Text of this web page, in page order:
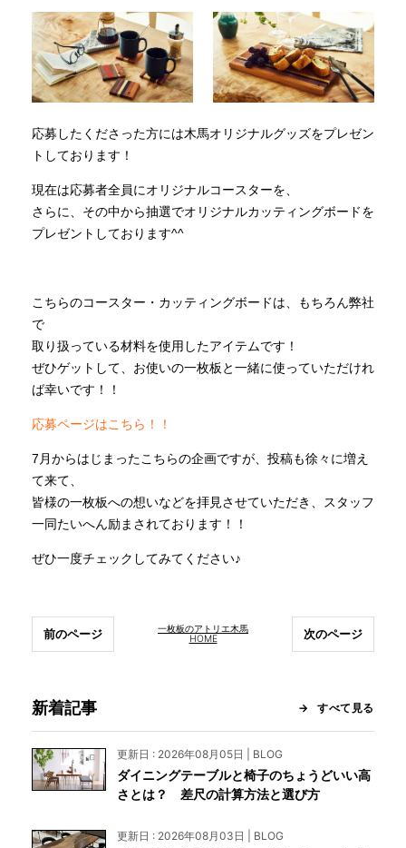
応募したくださった方には木馬オリジナルグッズをプレゼン
トしております！
現在は応募者全員にオリジナルコースターを、
さらに、その中から抽選でオリジナルカッティングボードを
プレゼントしております^^
こちらのコースター・カッティングボードは、もちろん弊社
で
取り扱っている材料を使用したアイテムです！
ぜひゲットして、お使いの一枚板と一緒に使っていただけれ
ば幸いです！！
応募ページはこちら！！
7月からはじまったこちらの企画ですが、投稿も徐々に増え
て来て、
皆様の一枚板への想いなどを拝見させていただき、スタッフ
一同たいへん励まされております！！
ぜひ一度チェックしてみてください♪
一枚板のアトリエ木馬
HOME
前のページ 次のページ
新着記事 すべて見る
更新日 : 2026年08月05日 | BLOG
ダイニングテーブルと椅子のちょうどいい高
さとは？ 差尺の計算方法と選び方
更新日 : 2026年08月03日 | BLOG